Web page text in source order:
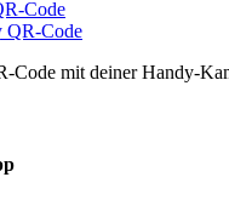
Code mit deiner Handy-